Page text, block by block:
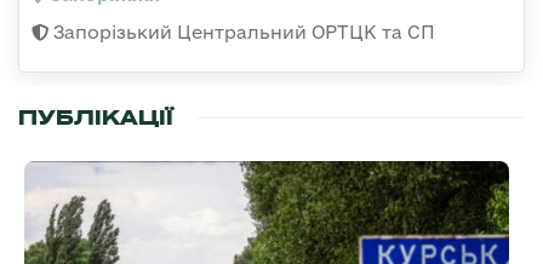
Запорізький Центральний ОРТЦК та СП
ПУБЛІКАЦІЇ